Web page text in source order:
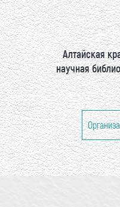
Алтайская
научная